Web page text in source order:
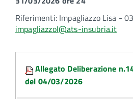
Riferimenti: Impagliazzo Lisa -
impagliazzol@ats-insubria.it
Allegato Deliberazione
del 04/03/2026